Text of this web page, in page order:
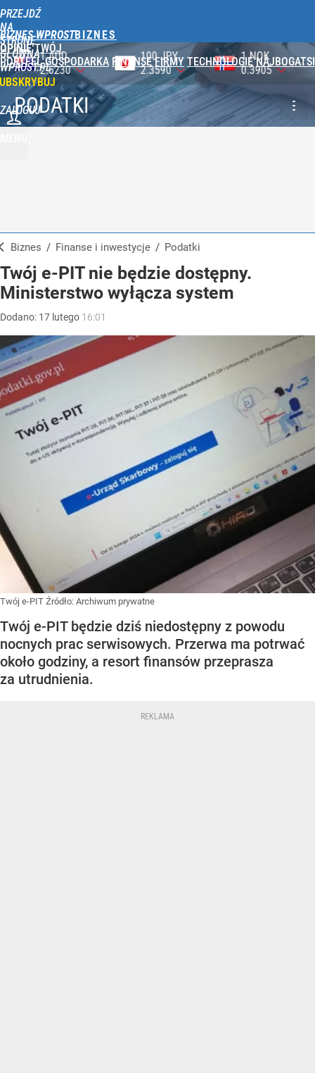
PRZEJDŹ
NA
STRONĘ
GŁÓWNĄ
WPROST.PL
BIZNES WPROST
OPINIE TWÓJ
PORTFEL GOSPODARKA FINANSE FIRMY TECHNOLOGIE NAJBOGATSI
ZALOGUJ
100 JPY
2.3590
1 NOK
0.3905
1 DKK
0.5750
PODATKI
Biznes / Finanse i inwestycje / Podatki
Twój e-PIT nie będzie dostępny.
Ministerstwo wyłącza system
Dodano: 17 lutego 16:01
Twój e-PIT Źródło: Archiwum prywatne
Twój e-PIT będzie dziś niedostępny z powodu
nocnych prac serwisowych. Przerwa ma potrwać
około godziny, a resort finansów przeprasza
za utrudnienia.